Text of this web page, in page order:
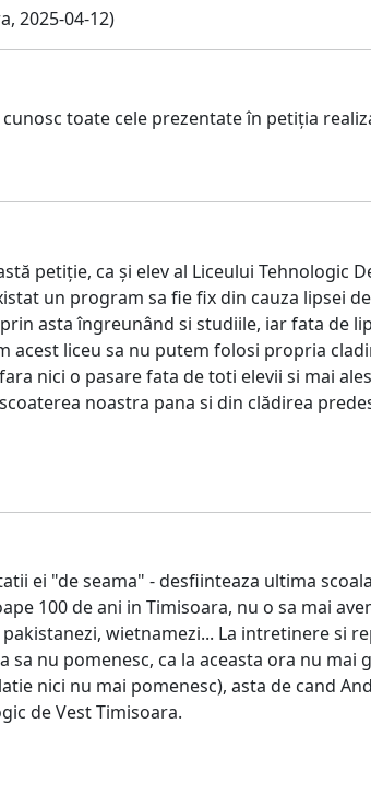
2025-04-12)
toate cele prezentate în petiția
petiție, ca și elev al Liceului Tehnologic
un program sa fie fix din cauza lipsei
asta îngreunând si studiile, iar fata de
acest liceu sa nu putem folosi propria
nici o pasare fata de toti elevii si mai
noastra pana si din clădirea
ei "de seama" - desfiinteaza ultima
100 de ani in Timisoara, nu o sa mai
wietnamezi... La intretinere si
sa nu pomenesc, ca la aceasta ora nu
nici nu mai pomenesc), asta de cand
de Vest Timisoara.